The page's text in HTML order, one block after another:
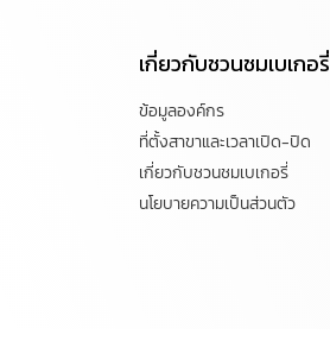
เกี่ยวกับชวนชมเบเกอรี่
ข้อมูลองค์กร
ที่ตั้งสาขาและเวลาเปิด-ปิด
เกี่ยวกับชวนชมเบเกอรี่
นโยบายความเป็นส่วนตัว